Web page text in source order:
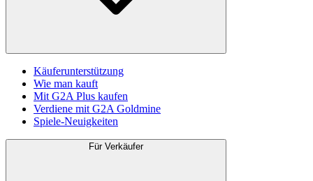
Käuferunterstützung
Wie man kauft
Mit G2A Plus kaufen
Verdiene mit G2A Goldmine
Spiele-Neuigkeiten
Für Verkäufer